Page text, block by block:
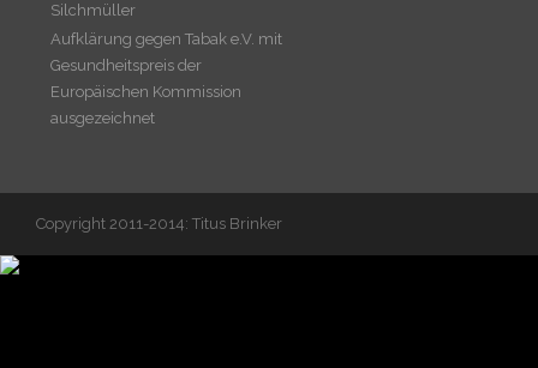
Silchmüller
Aufklärung gegen Tabak e.V. mit
Gesundheitspreis der
Europäischen Kommission
ausgezeichnet
Copyright 2011-2014: Titus Brinker